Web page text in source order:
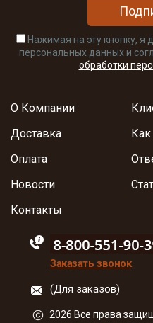
Нажимая на эту кнопку, я
персональных данных и
обработки
О Компании
Доставка
Оплата
Новости
Как
Контакты
88005555550
Заказать звонок
(Для заказов)
2026 Все права